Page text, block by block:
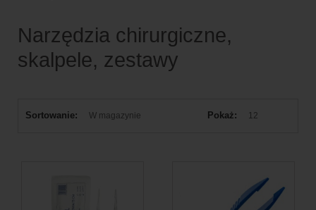
Narzędzia chirurgiczne,
skalpele, zestawy
Sortowanie: W magazynie Pokaż: 12